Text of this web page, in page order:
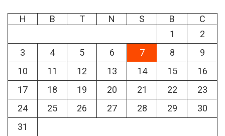
H B T N S B
C
1
2
3
4 5 6 7 8
9
10
11 12 13 14 15
16
17
18 19 20 21 22
23
24
25 26 27 28 29
30
31